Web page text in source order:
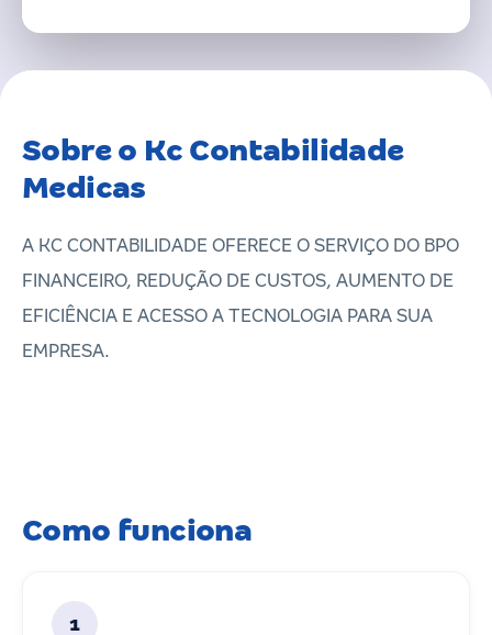
Sobre o Kc Contabilidade
Medicas
A KC CONTABILIDADE OFERECE O SERVIÇO DO BPO
FINANCEIRO, REDUÇÃO DE CUSTOS, AUMENTO DE
EFICIÊNCIA E ACESSO A TECNOLOGIA PARA SUA
EMPRESA.
Como funciona
1